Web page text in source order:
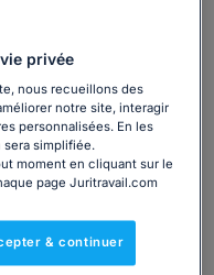
par
?
à 21h du lundi au
privée
nous recueillons des
notre site, interagir
personnalisées. En les
sera simplifiée.
moment en cliquant sur le
page Juritravail.com
& continuer